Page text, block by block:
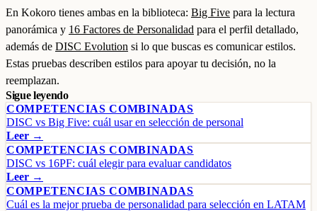
En Kokoro tienes ambas en la biblioteca: Big Five para la lectura
panorámica y 16 Factores de Personalidad para el perfil detallado,
además de DISC Evolution si lo que buscas es comunicar estilos.
Estas pruebas describen estilos para apoyar tu decisión, no la
reemplazan.
Sigue leyendo
COMPETENCIAS COMBINADAS
DISC vs Big Five: cuál usar en selección de personal
Leer →
COMPETENCIAS COMBINADAS
DISC vs 16PF: cuál elegir para evaluar candidatos
Leer →
COMPETENCIAS COMBINADAS
Cuál es la mejor prueba de personalidad para selección en LATAM